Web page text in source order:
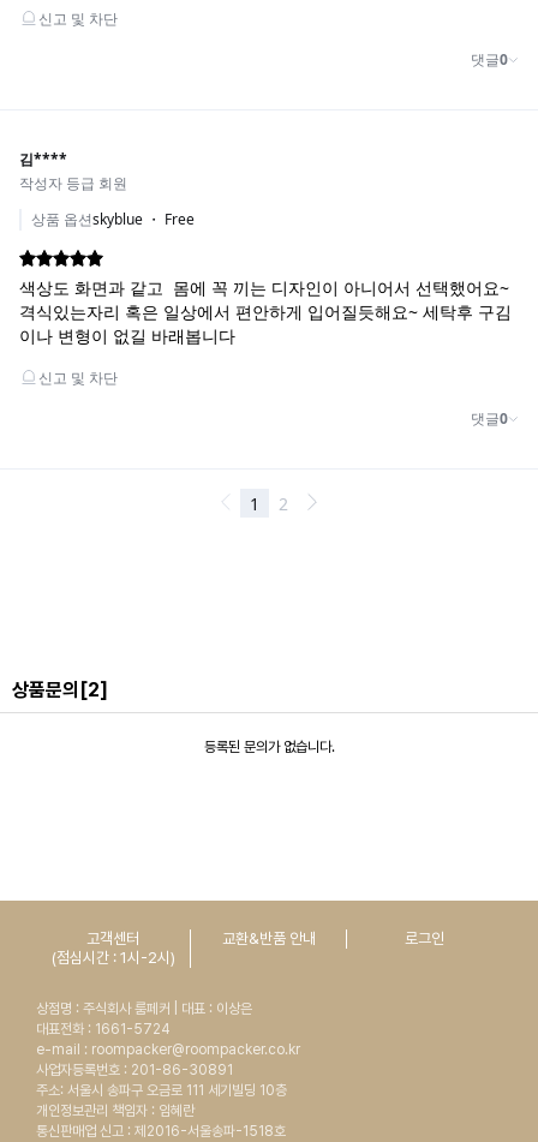
상품문의 [2]
등록된 문의가 없습니다.
고객센터
(점심시간 : 1시-2시)
교환&반품 안내 로그인
상점명 : 주식회사 룸페커 | 대표 : 이상은
대표전화 : 1661-5724
e-mail : roompacker@roompacker.co.kr
사업자등록번호 : 201-86-30891
주소: 서울시 송파구 오금로 111 세기빌딩 10층
개인정보관리 책임자 : 임혜란
통신판매업 신고 : 제2016-서울송파-1518호